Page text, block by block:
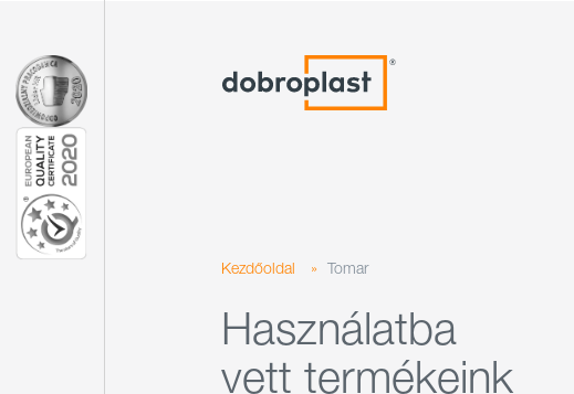
Kezdőoldal » Tomar
Használatba
vett termékeink